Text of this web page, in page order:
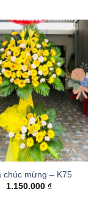
chúc mừng – K75
1.150.000 ₫